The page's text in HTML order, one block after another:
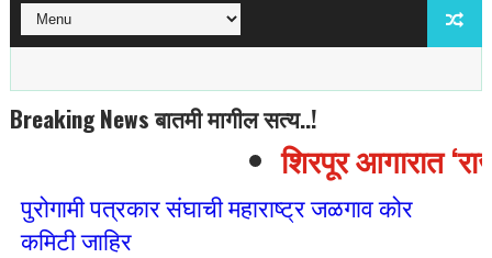
Breaking News बातमी मागील सत्य..!
शिरपूर आगारात
पुरोगामी पत्रकार संघाची महाराष्ट्र जळगाव कोर
कमिटी जाहिर